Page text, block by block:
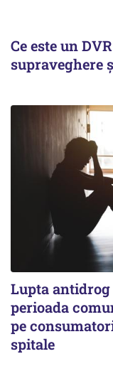
Ce este un
supraveghere
Lupta
perioada
pe
spitale